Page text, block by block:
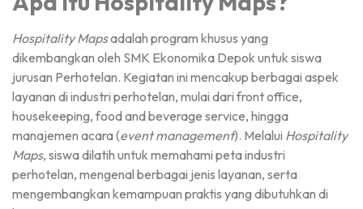
Hospitality Mapsadalah program khusus yang
dikembangkan oleh SMK Ekonomika Depok untuk siswa
jurusan Perhotelan. Kegiatan ini mencakup berbagai aspek
layanan di industri perhotelan, mulai dari front office,
housekeeping, food and beverage service, hingga
manajemen acara (event management). Melalui Hospitality
Maps, siswa dilatih untuk memahami peta industri
perhotelan, mengenal berbagai jenis layanan, serta
mengembangkan kemampuan praktis yang dibutuhkan di